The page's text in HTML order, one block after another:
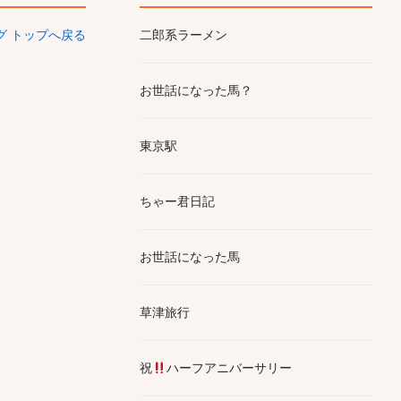
トップへ戻る 二郎系ラーメン
お世話になった馬？
東京駅
ちゃー君日記
お世話になった馬
草津旅行
祝 ハーフアニバーサリー